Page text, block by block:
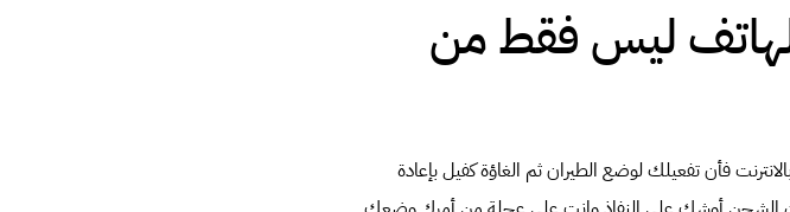
ليس فقط من
فأن تفعيلك لوضع الطيران ثم الغاؤة كفيل بإعادة